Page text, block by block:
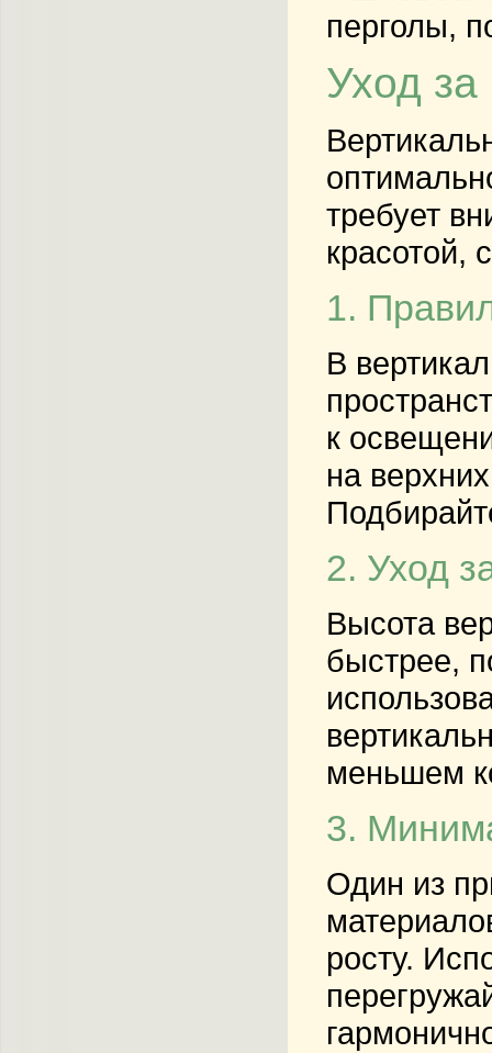
перголы,
Уход
требует
красотой,
1.
В
к
на
2. Уход
Высота
быстрее,
меньшем
3.
Один из
росту.